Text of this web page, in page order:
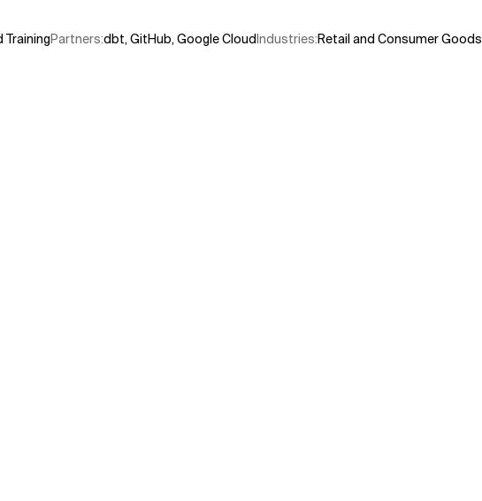
TrainingPartners:dbt,GitHub,Google CloudIndustries:Retail and Consumer Goods